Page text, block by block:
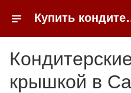
Купить
крышкой в